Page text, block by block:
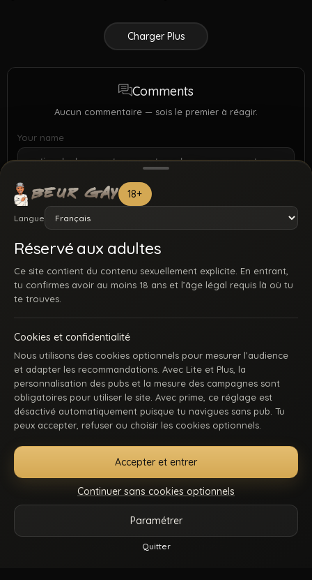
18+
Langue
Réservé aux adultes
Ce site contient du contenu sexuellement explicite. En entrant,
tu confirmes avoir au moins 18 ans et l’âge légal requis là où tu
te trouves.
Cookies et confidentialité
Nous utilisons des cookies optionnels pour mesurer l’audience
et adapter les recommandations. Avec Lite et Plus, la
personnalisation des pubs et la mesure des campagnes sont
obligatoires pour utiliser le site. Avec prime, ce réglage est
désactivé automatiquement puisque tu navigues sans pub. Tu
peux accepter, refuser ou choisir les cookies optionnels.
Accepter et entrer
Continuer sans cookies optionnels
Paramétrer
Quitter
Charger Plus
Comments
Aucun commentaire — sois le premier à réagir.
Your name
ACCUEIL INSCRIPTION SE CONNECTER SUPPORT / CONTACT
CONDITIONS D’UTILISATION
DMCA 18 U.S.C. 2257
GÉRER MES COOKIES
La première communauté en ligne dédiée au porno gay beur et métissé : des
keums du bled, des rebeus bien montés, des lascars actifs, des passifs
affamés, et du sexe hard comme tu kiffes. Pose-toi, mate, et régale-toi. Balance-
- Tous droits sont réservés.
Reels